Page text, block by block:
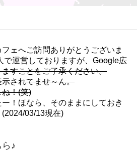
ェへご訪問ありがとうございま
運営しておりますが、 Google広
すことをご了承ください。
されてませ～ん。
！(笑)
！ほなら、そのままにしておき
03/13現在)
♪